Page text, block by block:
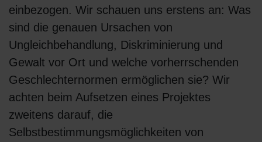
einbezogen. Wir schauen uns erstens an: Was
sind die genauen Ursachen von
Ungleichbehandlung, Diskriminierung und
Gewalt vor Ort und welche vorherrschenden
Geschlechternormen ermöglichen sie? Wir
achten beim Aufsetzen eines Projektes
zweitens darauf, die
Selbstbestimmungsmöglichkeiten von